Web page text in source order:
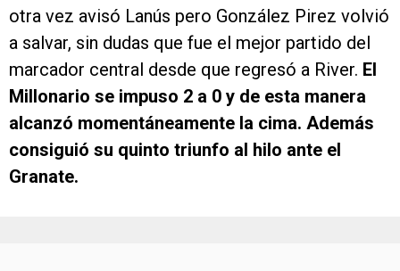
otra vez avisó Lanús pero González Pirez volvió
a salvar, sin dudas que fue el mejor partido del
marcador central desde que regresó a River. El
Millonario se impuso 2 a 0 y de esta manera
alcanzó momentáneamente la cima. Además
consiguió su quinto triunfo al hilo ante el
Granate.